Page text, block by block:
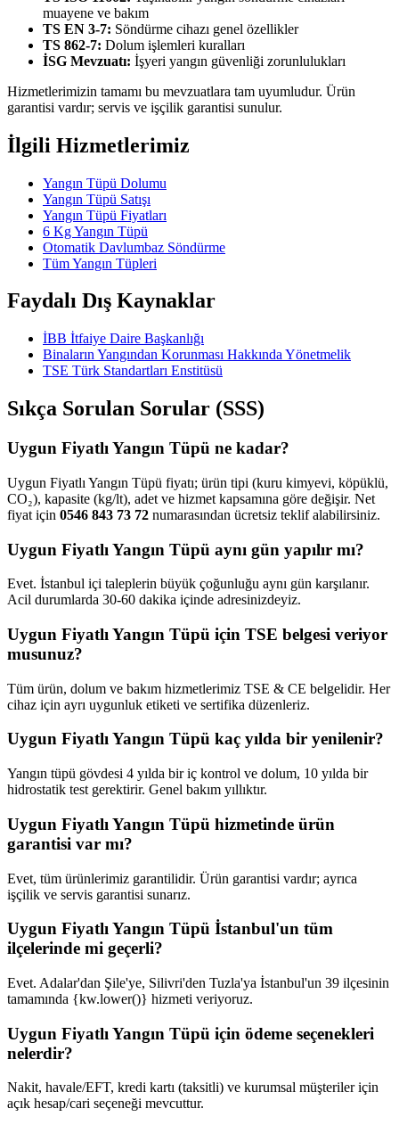
muayene ve bakım
TS EN 3-7: Söndürme cihazı genel özellikler
TS 862-7: Dolum işlemleri kuralları
İSG Mevzuatı: İşyeri yangın güvenliği zorunlulukları
Hizmetlerimizin tamamı bu mevzuatlara tam uyumludur. Ürün
garantisi vardır; servis ve işçilik garantisi sunulur.
İlgili Hizmetlerimiz
Yangın Tüpü Dolumu
Yangın Tüpü Satışı
Yangın Tüpü Fiyatları
6 Kg Yangın Tüpü
Otomatik Davlumbaz Söndürme
Tüm Yangın Tüpleri
Faydalı Dış Kaynaklar
İBB İtfaiye Daire Başkanlığı
Binaların Yangından Korunması Hakkında Yönetmelik
TSE Türk Standartları Enstitüsü
Sıkça Sorulan Sorular (SSS)
Uygun Fiyatlı Yangın Tüpü ne kadar?
Uygun Fiyatlı Yangın Tüpü fiyatı; ürün tipi (kuru kimyevi, köpüklü,
CO₂), kapasite (kg/lt), adet ve hizmet kapsamına göre değişir. Net
fiyat için 0546 843 73 72 numarasından ücretsiz teklif alabilirsiniz.
Uygun Fiyatlı Yangın Tüpü aynı gün yapılır mı?
Evet. İstanbul içi taleplerin büyük çoğunluğu aynı gün karşılanır.
Acil durumlarda 30-60 dakika içinde adresinizdeyiz.
Uygun Fiyatlı Yangın Tüpü için TSE belgesi veriyor
musunuz?
Tüm ürün, dolum ve bakım hizmetlerimiz TSE & CE belgelidir. Her
cihaz için ayrı uygunluk etiketi ve sertifika düzenleriz.
Uygun Fiyatlı Yangın Tüpü kaç yılda bir yenilenir?
Yangın tüpü gövdesi 4 yılda bir iç kontrol ve dolum, 10 yılda bir
hidrostatik test gerektirir. Genel bakım yıllıktır.
Uygun Fiyatlı Yangın Tüpü hizmetinde ürün
garantisi var mı?
Evet, tüm ürünlerimiz garantilidir. Ürün garantisi vardır; ayrıca
işçilik ve servis garantisi sunarız.
Uygun Fiyatlı Yangın Tüpü İstanbul'un tüm
ilçelerinde mi geçerli?
Evet. Adalar'dan Şile'ye, Silivri'den Tuzla'ya İstanbul'un 39 ilçesinin
tamamında {kw.lower()} hizmeti veriyoruz.
Uygun Fiyatlı Yangın Tüpü için ödeme seçenekleri
nelerdir?
Nakit, havale/EFT, kredi kartı (taksitli) ve kurumsal müşteriler için
açık hesap/cari seçeneği mevcuttur.